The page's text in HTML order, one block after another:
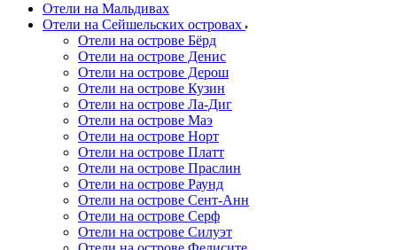
Отели на Мальдивах
Отели на Сейшельских островах
Отели на острове Бёрд
Отели на острове Денис
Отели на острове Дерош
Отели на острове Кузин
Отели на острове Ла-Диг
Отели на острове Маэ
Отели на острове Норт
Отели на острове Платт
Отели на острове Праслин
Отели на острове Раунд
Отели на острове Сент-Анн
Отели на острове Серф
Отели на острове Силуэт